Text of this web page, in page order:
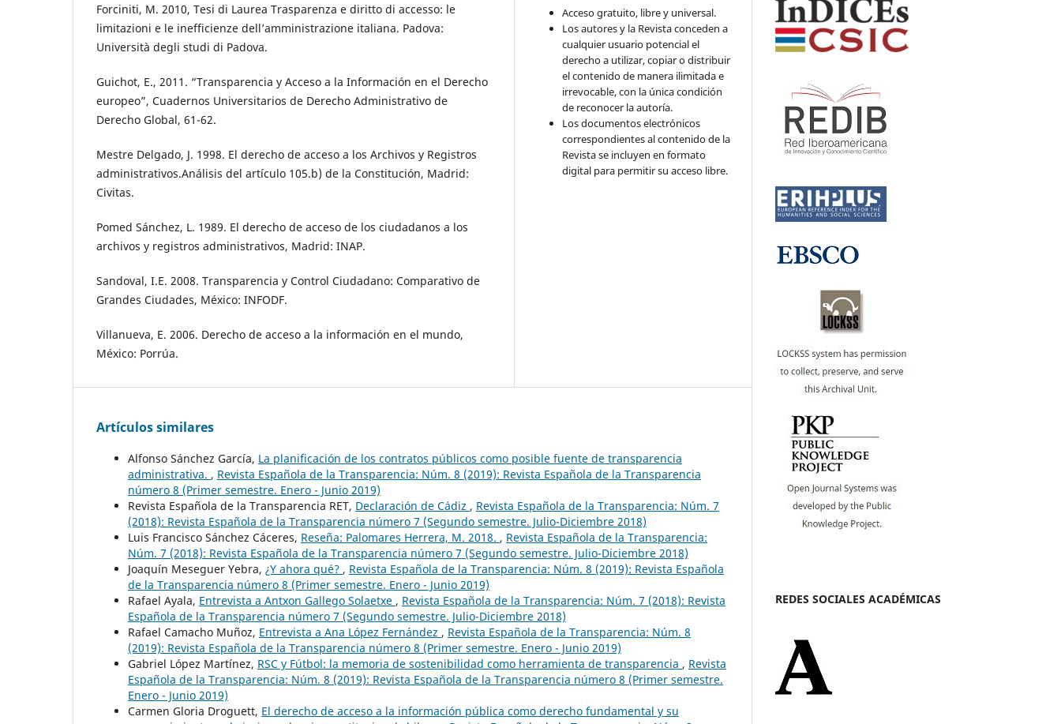
Forciniti, M. 2010, Tesi di Laurea Trasparenza e diritto di accesso: le
limitazioni e le inefficienze dell’amministrazione italiana. Padova:
Università degli studi di Padova.
Guichot, E., 2011. “Transparencia y Acceso a la Información en el Derecho
europeo”, Cuadernos Universitarios de Derecho Administrativo de
Derecho Global, 61-62.
Mestre Delgado, J. 1998. El derecho de acceso a los Archivos y Registros
administrativos.Análisis del artículo 105.b) de la Constitución, Madrid:
Civitas.
Pomed Sánchez, L. 1989. El derecho de acceso de los ciudadanos a los
archivos y registros administrativos, Madrid: INAP.
Sandoval, I.E. 2008. Transparencia y Control Ciudadano: Comparativo de
Grandes Ciudades, México: INFODF.
Villanueva, E. 2006. Derecho de acceso a la información en el mundo,
México: Porrúa.
Acceso gratuito, libre y universal.
Los autores y la Revista conceden a
cualquier usuario potencial el
derecho a utilizar, copiar o distribuir
el contenido de manera ilimitada e
irrevocable, con la única condición
de reconocer la autoría.
Los documentos electrónicos
correspondientes al contenido de la
Revista se incluyen en formato
digital para permitir su acceso libre.
Artículos similares
Alfonso Sánchez García, La planificación de los contratos públicos como posible fuente de transparencia
administrativa. , Revista Española de la Transparencia: Núm. 8 (2019): Revista Española de la Transparencia
número 8 (Primer semestre. Enero - Junio 2019)
Revista Española de la Transparencia RET, Declaración de Cádiz , Revista Española de la Transparencia: Núm. 7
(2018): Revista Española de la Transparencia número 7 (Segundo semestre. Julio-Diciembre 2018)
Luis Francisco Sánchez Cáceres, Reseña: Palomares Herrera, M. 2018. , Revista Española de la Transparencia:
Núm. 7 (2018): Revista Española de la Transparencia número 7 (Segundo semestre. Julio-Diciembre 2018)
Joaquín Meseguer Yebra, ¿Y ahora qué? , Revista Española de la Transparencia: Núm. 8 (2019): Revista Española
de la Transparencia número 8 (Primer semestre. Enero - Junio 2019)
Rafael Ayala, Entrevista a Antxon Gallego Solaetxe , Revista Española de la Transparencia: Núm. 7 (2018): Revista
Española de la Transparencia número 7 (Segundo semestre. Julio-Diciembre 2018)
Rafael Camacho Muñoz, Entrevista a Ana López Fernández , Revista Española de la Transparencia: Núm. 8
(2019): Revista Española de la Transparencia número 8 (Primer semestre. Enero - Junio 2019)
Gabriel López Martínez, RSC y Fútbol: la memoria de sostenibilidad como herramienta de transparencia , Revista
Española de la Transparencia: Núm. 8 (2019): Revista Española de la Transparencia número 8 (Primer semestre.
Enero - Junio 2019)
Carmen Gloria Droguett, El derecho de acceso a la información pública como derecho fundamental y su
REDES SOCIALES ACADÉMICAS